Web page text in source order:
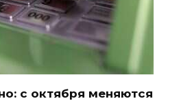
с октября меняются